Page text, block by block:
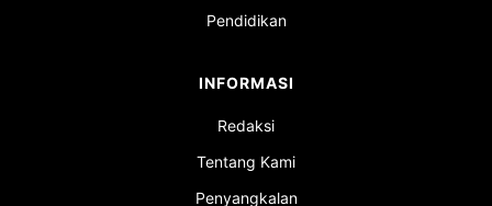
Pendidikan
INFORMASI
Redaksi
Tentang Kami
Penyangkalan